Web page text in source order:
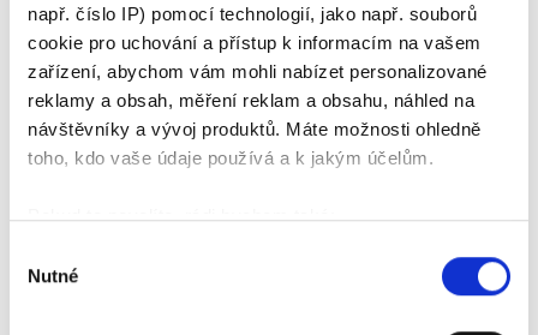
např. číslo IP) pomocí technologií, jako např. souborů
cookie pro uchování a přístup k informacím na vašem
zařízení, abychom vám mohli nabízet personalizované
reklamy a obsah, měření reklam a obsahu, náhled na
návštěvníky a vývoj produktů. Máte možnosti ohledně
toho, kdo vaše údaje používá a k jakým účelům.
Pokud to povolíte, rádi bychom také:
které mohou být přesné na několik metrů
souhlasu
NutnéZásady ochrany osobních údajů